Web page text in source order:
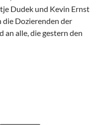
Dudek und Kevin Ernst
die Dozierenden der
alle, die gestern den